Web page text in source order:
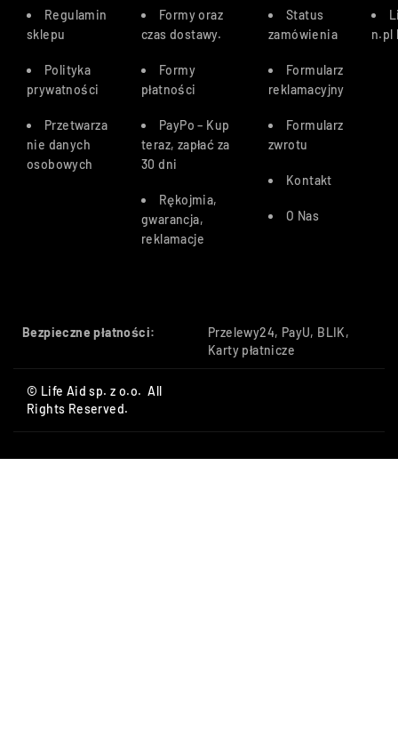
Regulamin
sklepu
Polityka
prywatności
Przetwarza
nie danych
osobowych
Formy oraz
czas dostawy.
Formy
płatności
PayPo – Kup
teraz, zapłać za
30 dni
Rękojmia,
gwarancja,
reklamacje
Status
zamówienia
Formularz
reklamacyjny
Formularz
zwrotu
Kontakt
O Nas
n.pl
Bezpieczne płatności:
Przelewy24, PayU, BLIK,
Karty płatnicze
© Life Aid sp. z o.o. All
Rights Reserved.